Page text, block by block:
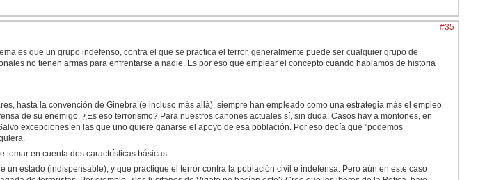
#35
es que un grupo indefenso, contra el que se practica el terror, generalmente puede ser cualquier grupo de
no tienen armas para enfrentarse a nadie. Es por eso que emplear el concepto cuando hablamos de historia
hasta la convención de Ginebra (e incluso más allá), siempre han empleado como una estrategia más el empleo
de su enemigo. ¿Es eso terrorismo? Para nuestros canones actuales sí, sin duda. Casos hay a montones, en
excepciones en las que uno quiere ganarse el apoyo de esa población. Por eso decía que "podemos
tomar en cuenta dos caractrísticas básicas:
un estado (indispensable), y que practique el terror contra la población civil e indefensa. Pero aún en este caso